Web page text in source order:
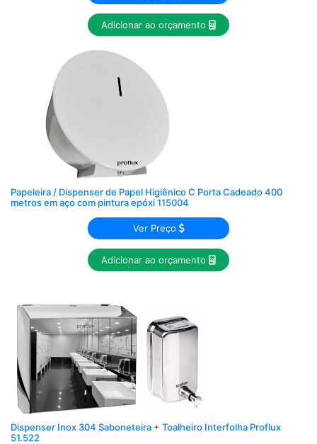
Adicionar ao orçamento
Papeleira / Dispenser de Papel Higiênico C Porta Cadeado 400
metros em aço com pintura epóxi 115004
Ver Preço
Adicionar ao orçamento
Dispenser Inox 304 Saboneteira + Toalheiro Interfolha Proflux
51.522